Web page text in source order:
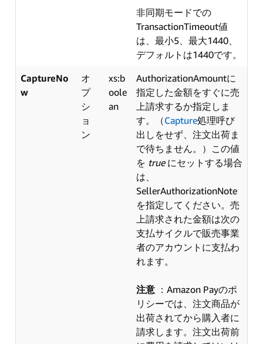
非同期モードでの
TransactionTimeout値
は、最小5、最大1440、
デフォルトは1440です。
CaptureNo
w
オ
プ
シ
ョ
ン
xs:b
oole
an
AuthorizationAmountに
指定した金額をすぐに売
上請求するか指定しま
す。（Capture処理呼び
出しをせず、注文出荷ま
で待ちません。）この値
を trueにセットする場合
は、
SellerAuthorizationNote
を指定してください。売
上請求された金額は次の
支払サイクルで販売事業
者のアカウントに支払わ
れます。
注意 ：Amazon Payのポ
リシーでは、注文商品が
出荷されてから購入者に
請求します。注文出荷前